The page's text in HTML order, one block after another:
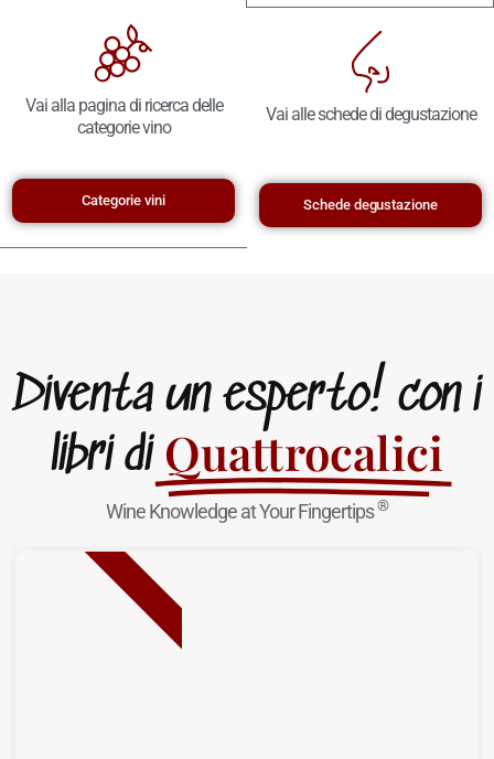
Vai alla pagina di ricerca delle
categorie vino
Categorie vini
Vai alle schede di degustazione
Schede degustazione
Diventa un esperto! con i
libri di Quattrocalici
Wine Knowledge at Your Fingertips®
NUOVA USCITA